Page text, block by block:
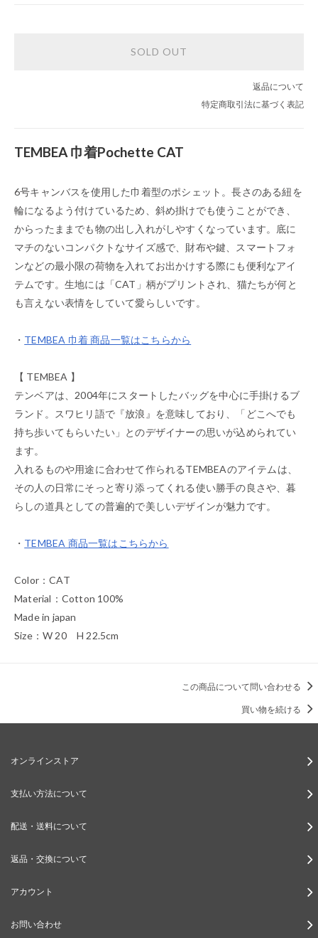
SOLD OUT
返品について
特定商取引法に基づく表記
TEMBEA 巾着Pochette CAT
6号キャンバスを使用した巾着型のポシェット。長さのある紐を
輪になるよう付けているため、斜め掛けでも使うことができ、
からったままでも物の出し入れがしやすくなっています。底に
マチのないコンパクトなサイズ感で、財布や鍵、スマートフォ
ンなどの最小限の荷物を入れてお出かけする際にも便利なアイ
テムです。生地には「CAT」柄がプリントされ、猫たちが何と
も言えない表情をしていて愛らしいです。
・ TEMBEA 巾着 商品一覧はこちらから
【 TEMBEA 】
テンベアは、2004年にスタートしたバッグを中心に手掛けるブ
ランド。スワヒリ語で『放浪』を意味しており、「どこへでも
持ち歩いてもらいたい」とのデザイナーの思いが込められてい
ます。
入れるものや用途に合わせて作られるTEMBEAのアイテムは、
その人の日常にそっと寄り添ってくれる使い勝手の良さや、暮
らしの道具としての普遍的で美しいデザインが魅力です。
・ TEMBEA 商品一覧はこちらから
Color：CAT
Material：Cotton 100%
Made in japan
Size：W 20 H 22.5cm
この商品について問い合わせる
買い物を続ける
オンラインストア
支払い方法について
配送・送料について
返品・交換について
アカウント
お問い合わせ